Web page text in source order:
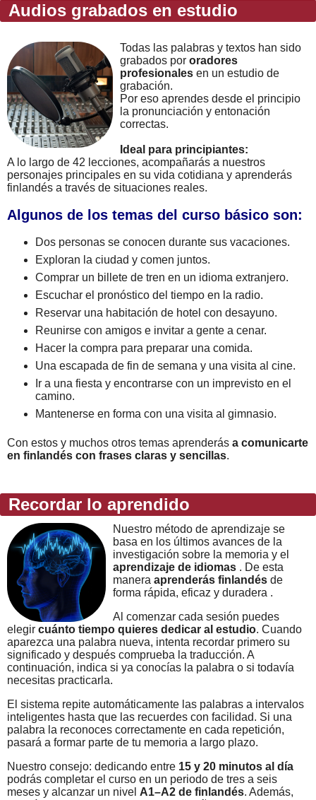
Audios grabados en estudio
Todas las palabras y textos han sido
grabados por oradores
profesionales en un estudio de
grabación.
Por eso aprendes desde el principio
la pronunciación y entonación
correctas.
Ideal para principiantes:
A lo largo de 42 lecciones, acompañarás a nuestros
personajes principales en su vida cotidiana y aprenderás
finlandés a través de situaciones reales.
Algunos de los temas del curso básico son:
Dos personas se conocen durante sus vacaciones.
Exploran la ciudad y comen juntos.
Comprar un billete de tren en un idioma extranjero.
Escuchar el pronóstico del tiempo en la radio.
Reservar una habitación de hotel con desayuno.
Reunirse con amigos e invitar a gente a cenar.
Hacer la compra para preparar una comida.
Una escapada de fin de semana y una visita al cine.
Ir a una fiesta y encontrarse con un imprevisto en el
camino.
Mantenerse en forma con una visita al gimnasio.
Con estos y muchos otros temas aprenderás a comunicarte
en finlandés con frases claras y sencillas.
Recordar lo aprendido
Nuestro método de aprendizaje se
basa en los últimos avances de la
investigación sobre la memoria y el
aprendizaje de idiomas . De esta
manera aprenderás finlandés de
forma rápida, eficaz y duradera .
Al comenzar cada sesión puedes
elegir cuánto tiempo quieres dedicar al estudio. Cuando
aparezca una palabra nueva, intenta recordar primero su
significado y después comprueba la traducción. A
continuación, indica si ya conocías la palabra o si todavía
necesitas practicarla.
El sistema repite automáticamente las palabras a intervalos
inteligentes hasta que las recuerdes con facilidad. Si una
palabra la reconoces correctamente en cada repetición,
pasará a formar parte de tu memoria a largo plazo.
Nuestro consejo: dedicando entre 15 y 20 minutos al día
podrás completar el curso en un periodo de tres a seis
meses y alcanzar un nivel A1–A2 de finlandés. Además,